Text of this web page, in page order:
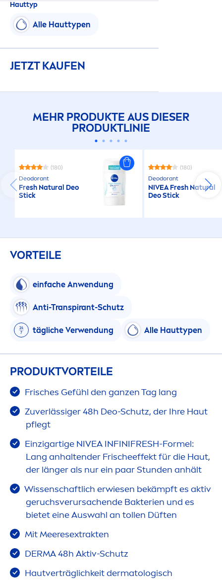
Hauttyp
Alle Hauttypen
JETZT KAUFEN
MEHR PRODUKTE AUS DIESER
PRODUKTLINIE
(180)
Deodorant
Fresh Natural Deo
Stick
(180)
Deodorant
NIVEA Fresh Natural
Deo Stick
VORTEILE
einfache Anwendung
Anti-Transpirant-Schutz
tägliche Verwendung Alle Hauttypen
PRODUKTVORTEILE
Frisches Gefühl den ganzen Tag lang
Zuverlässiger 48h Deo-Schutz, der Ihre Haut
pflegt
Einzigartige NIVEA INFINIFRESH-Formel:
Lang anhaltender Frischeeffekt für die Haut,
der länger als nur ein paar Stunden anhält
Wissenschaftlich erwiesen bekämpft es aktiv
geruchsverursachende Bakterien und es
bietet eine Auswahl an tollen Düften
Mit Meeresextrakten
DERMA 48h Aktiv-Schutz
Hautverträglichkeit dermatologisch